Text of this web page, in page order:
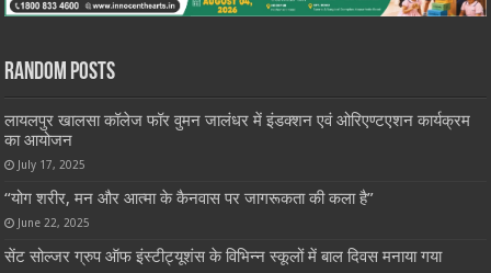
Random Posts
लायलपुर खालसा कॉलेज फॉर वुमन जालंधर में इंडक्शन एवं ओरिएण्टएशन कार्यक्रम
का आयोजन
July 17, 2025
“योग शरीर, मन और आत्मा के कैनवास पर जागरूकता की कला है”
June 22, 2025
सेंट सोल्जर ग्रुप ऑफ इंस्टीट्यूशंस के विभिन्न स्कूलों में बाल दिवस मनाया गया